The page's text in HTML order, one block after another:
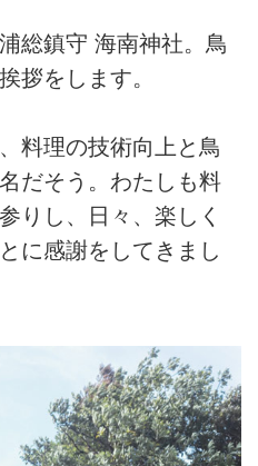
総鎮守 海南神社。鳥
拶をします。
料理の技術向上と鳥
だそう。わたしも料
りし、日々、楽しく
に感謝をしてきまし